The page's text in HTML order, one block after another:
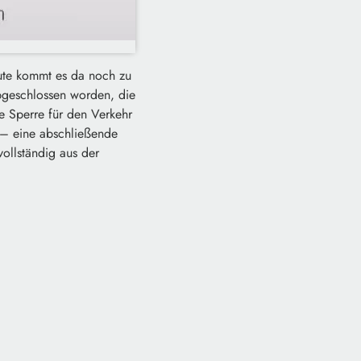
kommt es da noch zu
worden, die
Sperre für den Verkehr
eine abschließende
aus der